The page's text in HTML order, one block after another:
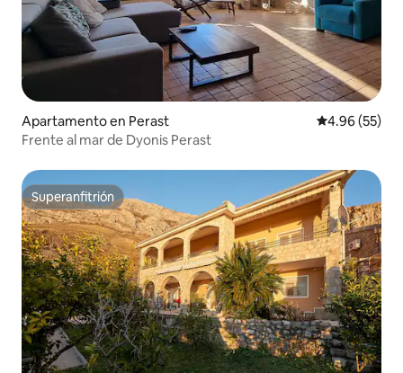
Apartamento en Perast Calificación
4.96 (55)
Frente al mar de Dyonis Perast
Superanfitrión
Superanfitrión